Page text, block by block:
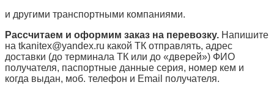
и другими транспортными компаниями.
Рассчитаем и оформим заказ на перевозку. Напишите
на tkanitex@yandex.ru какой ТК отправлять, адрес
доставки (до терминала ТК или до «дверей») ФИО
получателя, паспортные данные серия, номер кем и
когда выдан, моб. телефон и Email получателя.